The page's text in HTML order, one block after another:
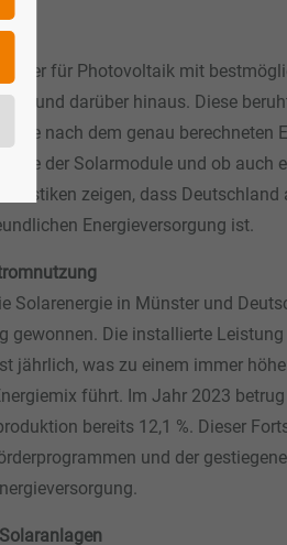
für Photovoltaik mit
und darüber hinaus. Diese
nach dem genau berechneten
der Solarmodule und ob auch
zeigen, dass
Energieversorgung ist.
Solarenergie in Münster und
gewonnen. Die installierte Leistung
jährlich, was zu einem immer
führt. Im Jahr 2023
bereits 12,1 %. Dieser
und der